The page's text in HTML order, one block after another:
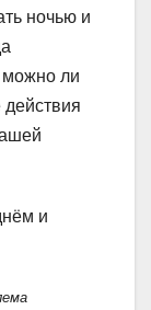
ночью и
можно ли